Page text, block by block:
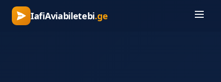
IafiAviabiletebi.ge